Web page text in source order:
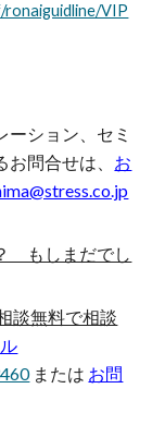
VIP
ーション、セミ
問合せは、 お
もしまだでし
談無料で相談
または お問